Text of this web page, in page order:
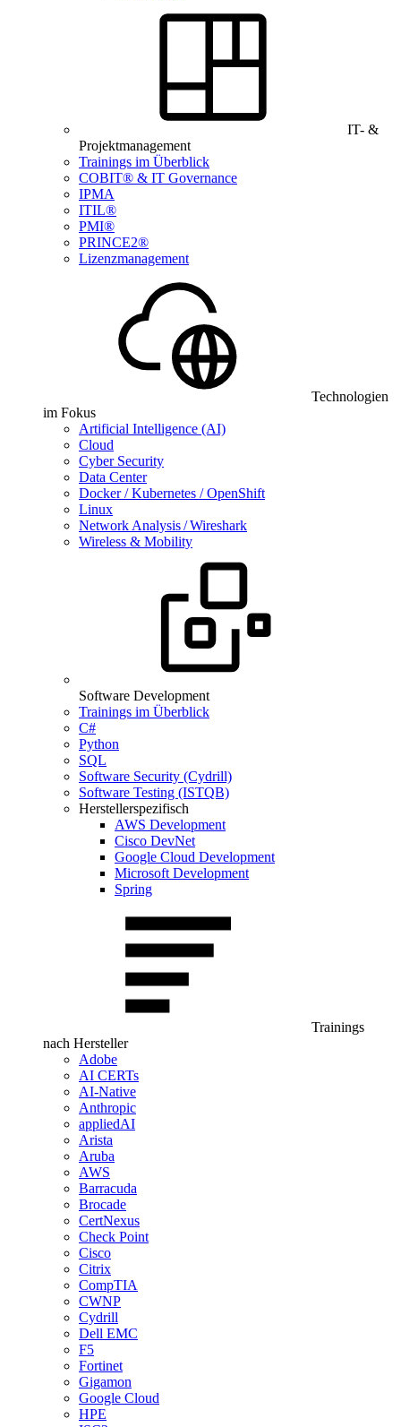
IT- &
Projektmanagement
Trainings im Überblick
COBIT® & IT Governance
IPMA
ITIL®
PMI®
PRINCE2®
Lizenzmanagement
Technologien
im Fokus
Artificial Intelligence (AI)
Cloud
Cyber Security
Data Center
Docker / Kubernetes / OpenShift
Linux
Network Analysis / Wireshark
Wireless & Mobility
Software Development
Trainings im Überblick
C#
Python
SQL
Software Security (Cydrill)
Software Testing (ISTQB)
Herstellerspezifisch
AWS Development
Cisco DevNet
Google Cloud Development
Microsoft Development
Spring
Trainings
nach Hersteller
Adobe
AI CERTs
AI-Native
Anthropic
appliedAI
Arista
Aruba
AWS
Barracuda
Brocade
CertNexus
Check Point
Cisco
Citrix
CompTIA
CWNP
Cydrill
Dell EMC
F5
Fortinet
Gigamon
Google Cloud
HPE